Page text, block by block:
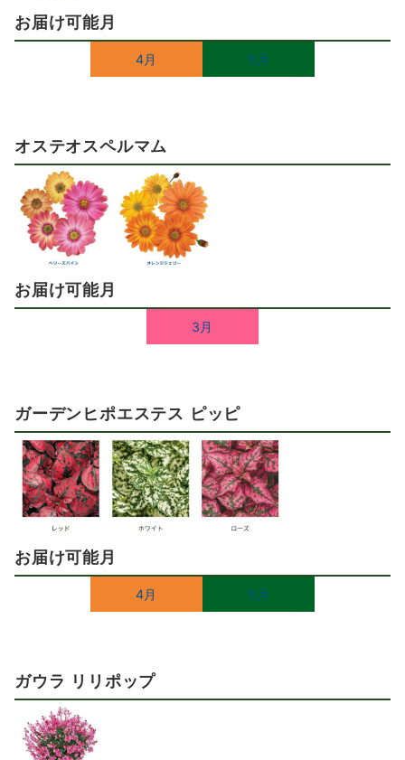
お届け可能月
4月 5月
オステオスペルマム
お届け可能月
3月
ガーデンヒポエステス ピッピ
お届け可能月
4月 5月
ガウラ リリポップ